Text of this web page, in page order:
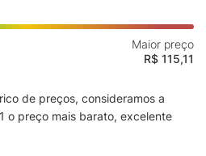
Maior preço
R$ 115,11
de preços, consideramos a
o preço mais barato, excelente